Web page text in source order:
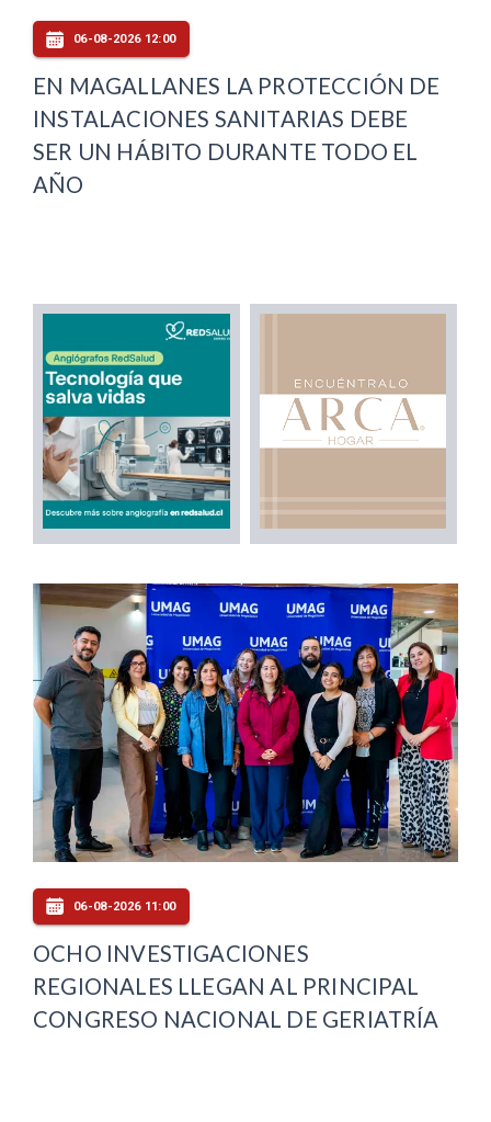
06-08-2026 12:00
EN MAGALLANES LA PROTECCIÓN DE
INSTALACIONES SANITARIAS DEBE
SER UN HÁBITO DURANTE TODO EL
AÑO
06-08-2026 11:00
OCHO INVESTIGACIONES
REGIONALES LLEGAN AL PRINCIPAL
CONGRESO NACIONAL DE GERIATRÍA